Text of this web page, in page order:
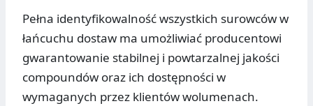
Pełna identyfikowalność wszystkich surowców w
łańcuchu dostaw ma umożliwiać producentowi
gwarantowanie stabilnej i powtarzalnej jakości
compoundów oraz ich dostępności w
wymaganych przez klientów wolumenach.